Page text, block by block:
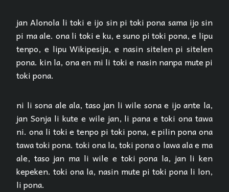
jan Alonola li toki e ijo sin pi toki pona sama ijo sin
pi ma ale. ona li toki e ku, e suno pi toki pona, e lipu
tenpo, e lipu Wikipesija, e nasin sitelen pi sitelen
pona. kin la, ona en mi li toki e nasin nanpa mute pi
toki pona.
ni li sona ale ala, taso jan li wile sona e ijo ante la,
jan Sonja li kute e wile jan, li pana e toki ona tawa
ni. ona li toki e tenpo pi toki pona, e pilin pona ona
tawa toki pona. toki ona la, toki pona o lawa ala e ma
ale, taso jan ma li wile e toki pona la, jan li ken
kepeken. toki ona la, nasin mute pi toki pona li lon,
li pona.